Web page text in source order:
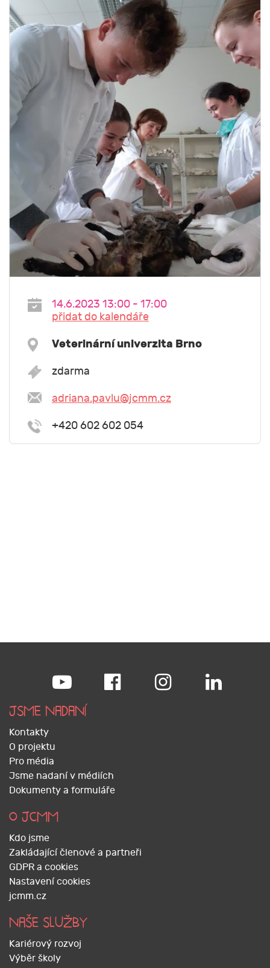
14.6.2023 13:00 - 17:00
přidat do kalendáře
Veterinární univerzita Brno
zdarma
adriana.pavlu@jcmm.cz
+420 602 602 054
JSME NADANÍ
Kontakty
O projektu
Pro média
Jsme nadaní v médiích
Dokumenty a formuláře
O JCMM
Kdo jsme
Zakládající členové a partneři
GDPR a cookies
Nastavení cookies
jcmm.cz
NAŠE SLUŽBY
Kariérový rozvoj
Výběr školy